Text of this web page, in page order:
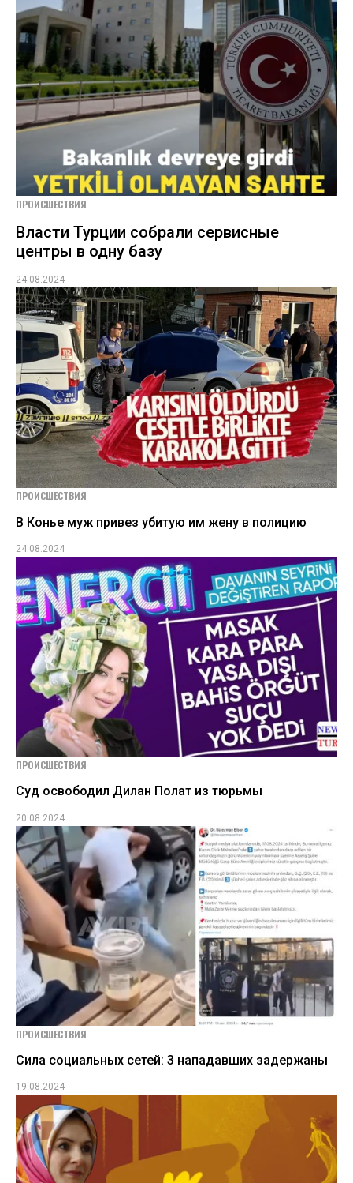
ПРОИСШЕСТВИЯ
Власти Турции собрали сервисные
центры в одну базу
24.08.2024
ПРОИСШЕСТВИЯ
В Конье муж привез убитую им жену в полицию
24.08.2024
ПРОИСШЕСТВИЯ
Суд освободил Дилан Полат из тюрьмы
20.08.2024
ПРОИСШЕСТВИЯ
Сила социальных сетей: 3 нападавших задержаны
19.08.2024